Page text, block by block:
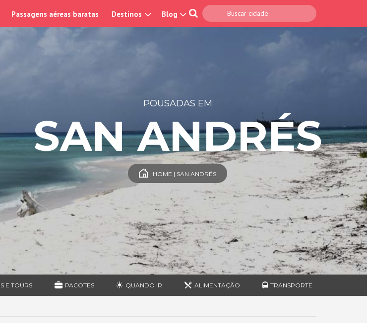
Passagens aéreas baratas Destinos Blog
POUSADAS EM
SAN ANDRÉS
HOME | SAN ANDRÉS
E TOURS PACOTES QUANDO IR ALIMENTAÇÃO TRANSPORTE